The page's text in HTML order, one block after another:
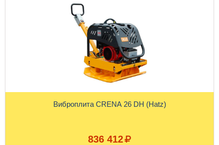
Виброплита CRENA 26 DH (Hatz)
836 412